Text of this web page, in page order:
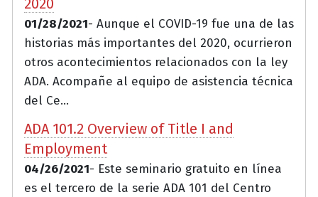
2020
01/28/2021- Aunque el COVID-19 fue una de las
historias más importantes del 2020, ocurrieron
otros acontecimientos relacionados con la ley
ADA. Acompañe al equipo de asistencia técnica
del Ce...
ADA 101.2 Overview of Title I and
Employment
04/26/2021- Este seminario gratuito en línea
es el tercero de la serie ADA 101 del Centro